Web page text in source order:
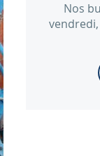
Nos